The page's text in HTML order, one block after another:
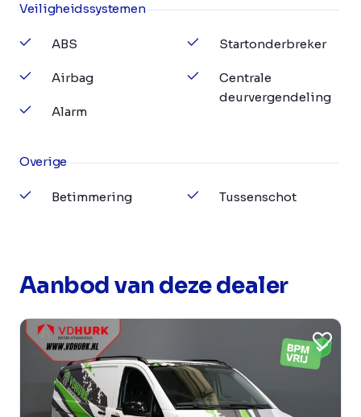
Veiligheidssystemen
ABS
Airbag
Alarm
Startonderbreker
Centrale
deurvergendeling
Overige
Betimmering Tussenschot
Aanbod van deze dealer